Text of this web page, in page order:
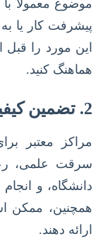
موضوع معمولاً
پیشرفت کار یا
این مورد را
هماهنگ کنید.
2. تضمین کیفیت و اصالت چگونه است؟
مراکز معتبر
سرقت علمی،
دانشگاه، و
همچنین، ممکن
ارائه دهند.